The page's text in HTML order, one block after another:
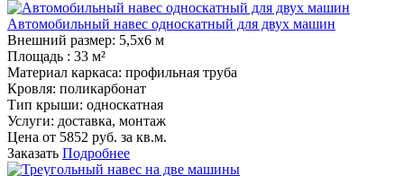
Автомобильный навес односкатный для двух машин
Внешний размер: 5,5х6 м
Площадь : 33 м²
Материал каркаса: профильная труба
Кровля: поликарбонат
Тип крыши: односкатная
Услуги: доставка, монтаж
Цена от 5852 руб. за кв.м.
Заказать Подробнее